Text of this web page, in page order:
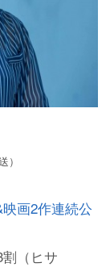
）
画2作連続公
（ヒサ